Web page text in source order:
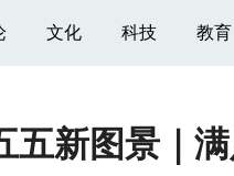
文化 科技 教育
五新图景｜